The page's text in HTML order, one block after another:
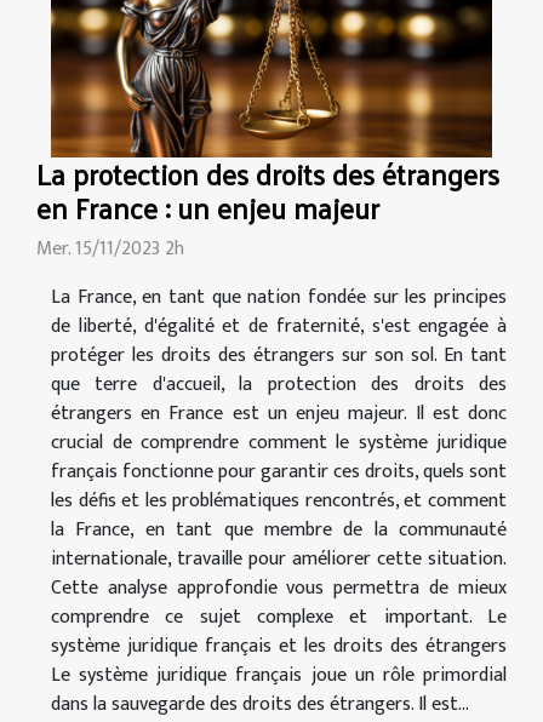
La protection des droits des étrangers
en France : un enjeu majeur
Mer. 15/11/2023 2h
La France, en tant que nation fondée sur les principes
de liberté, d'égalité et de fraternité, s'est engagée à
protéger les droits des étrangers sur son sol. En tant
que terre d'accueil, la protection des droits des
étrangers en France est un enjeu majeur. Il est donc
crucial de comprendre comment le système juridique
français fonctionne pour garantir ces droits, quels sont
les défis et les problématiques rencontrés, et comment
la France, en tant que membre de la communauté
internationale, travaille pour améliorer cette situation.
Cette analyse approfondie vous permettra de mieux
comprendre ce sujet complexe et important. Le
système juridique français et les droits des étrangers
Le système juridique français joue un rôle primordial
dans la sauvegarde des droits des étrangers. Il est...